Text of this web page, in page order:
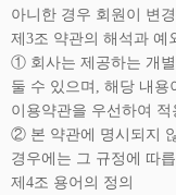
아니한 경우 회원이 변
제3조 약관의 해석과 예
① 회사는 제공하는 개
둘 수 있으며, 해당 내용
이용약관을 우선하여 적
② 본 약관에 명시되지
경우에는 그 규정에 따릅
제4조 용어의 정의